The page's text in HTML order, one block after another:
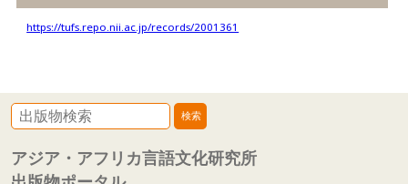
https://tufs.repo.nii.ac.jp/records/2001361
アジア・アフリカ言語文化研究所